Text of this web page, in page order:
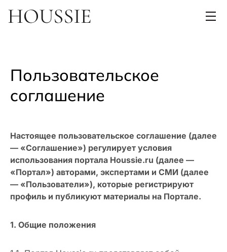
Пользовательское
cоглашение
Настоящее пользовательское соглашение (далее
— «Соглашение») регулирует условия
использования портала Houssie.ru (далее —
«Портал») авторами, экспертами и СМИ (далее
— «Пользователи»), которые регистрируют
профиль и публикуют материалы на Портале.
1. Общие положения